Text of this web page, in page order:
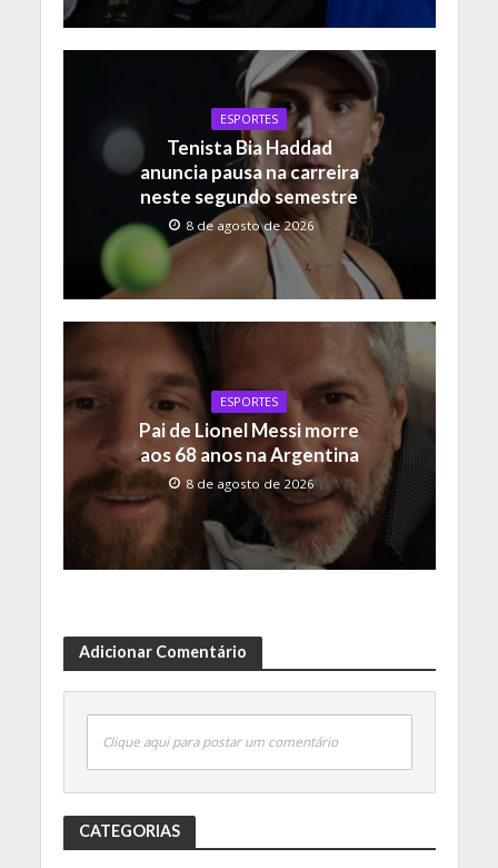
ESPORTES
Tenista Bia Haddad
anuncia pausa na carreira
neste segundo semestre
8 de agosto de 2026
ESPORTES
Pai de Lionel Messi morre
aos 68 anos na Argentina
8 de agosto de 2026
Adicionar Comentário
Clique aqui para postar um comentário
CATEGORIAS